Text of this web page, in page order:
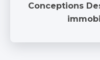
Conceptions